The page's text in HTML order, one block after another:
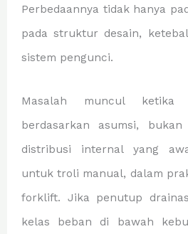
Perbedaannya tidak hanya
pada struktur desain,
sistem pengunci.
Masalah muncul ketika
berdasarkan asumsi,
distribusi internal yang
untuk troli manual, dalam
forklift. Jika penutup
kelas beban di bawah